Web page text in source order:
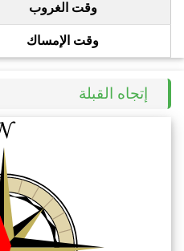
وقت الغروب
وقت الإمساك
إتجاه القبلة